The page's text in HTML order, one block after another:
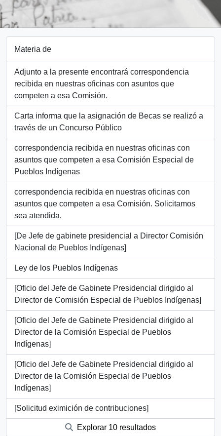
Materia de
Adjunto a la presente encontrará correspondencia
recibida en nuestras oficinas con asuntos que
competen a esa Comisión.
Carta informa que la asignación de Becas se realizó a
través de un Concurso Público
correspondencia recibida en nuestras oficinas con
asuntos que competen a esa Comisión Especial de
Pueblos Indígenas
correspondencia recibida en nuestras oficinas con
asuntos que competen a esa Comisión. Solicitamos
sea atendida.
[De Jefe de gabinete presidencial a Director Comisión
Nacional de Pueblos Indígenas]
Ley de los Pueblos Indígenas
[Oficio del Jefe de Gabinete Presidencial dirigido al
Director de Comisión Especial de Pueblos Indígenas]
[Oficio del Jefe de Gabinete Presidencial dirigido al
Director de la Comisión Especial de Pueblos
Indígenas]
[Oficio del Jefe de Gabinete Presidencial dirigido al
Director de la Comisión Especial de Pueblos
Indígenas]
[Solicitud eximición de contribuciones]
Explorar 10 resultados